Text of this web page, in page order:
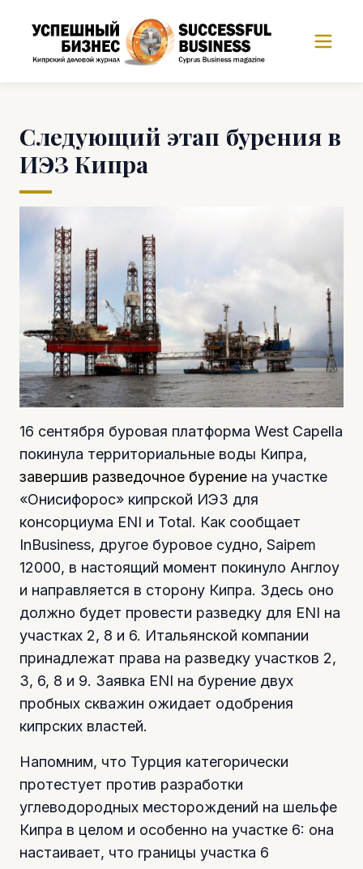
Следующий этап бурения в
ИЭЗ Кипра
16 сентября буровая платформа West Capella
покинула территориальные воды Кипра,
завершив разведочное бурение на участке
«Онисифорос» кипрской ИЭЗ для
консорциума ENI и Total. Как сообщает
InBusiness, другое буровое судно, Saipem
12000, в настоящий момент покинуло Англоу
и направляется в сторону Кипра. Здесь оно
должно будет провести разведку для ENI на
участках 2, 8 и 6. Итальянской компании
принадлежат права на разведку участков 2,
3, 6, 8 и 9. Заявка ENI на бурение двух
пробных скважин ожидает одобрения
кипрских властей.
Напомним, что Турция категорически
протестует против разработки
углеводородных месторождений на шельфе
Кипра в целом и особенно на участке 6: она
настаивает, что границы участка 6